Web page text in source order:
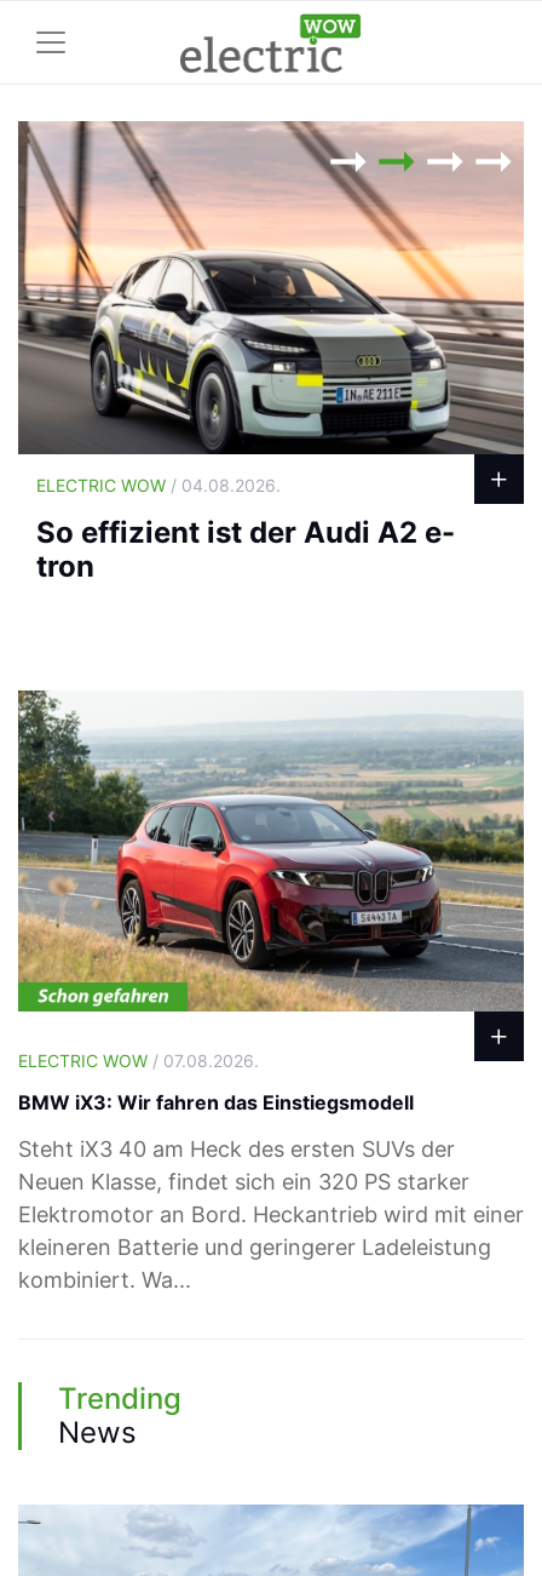
ELECTRIC WOW / 04.08.2026.
So effizient ist der Audi A2 e-
tron
ELECTRIC WOW / 07.08.2026.
BMW iX3: Wir fahren das Einstiegsmodell
Steht iX3 40 am Heck des ersten SUVs der
Neuen Klasse, findet sich ein 320 PS starker
Elektromotor an Bord. Heckantrieb wird mit einer
kleineren Batterie und geringerer Ladeleistung
kombiniert. Wa...
Trending
News